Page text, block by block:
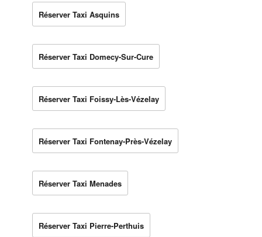
Réserver Taxi Asquins
Réserver Taxi Domecy-Sur-Cure
Réserver Taxi Foissy-Lès-Vézelay
Réserver Taxi Fontenay-Près-Vézelay
Réserver Taxi Menades
Réserver Taxi Pierre-Perthuis